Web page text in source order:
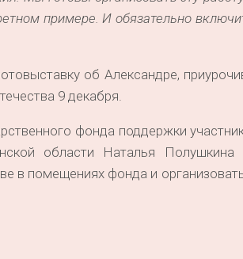
примере. И обязательно
об Александре,
9 декабря.
фонда поддержки
области Наталья Полушкина
в помещениях фонда и